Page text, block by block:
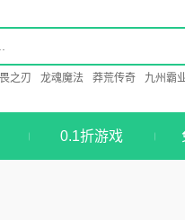
之刃 龙魂魔法 莽荒传奇 九州霸
0.1折游戏